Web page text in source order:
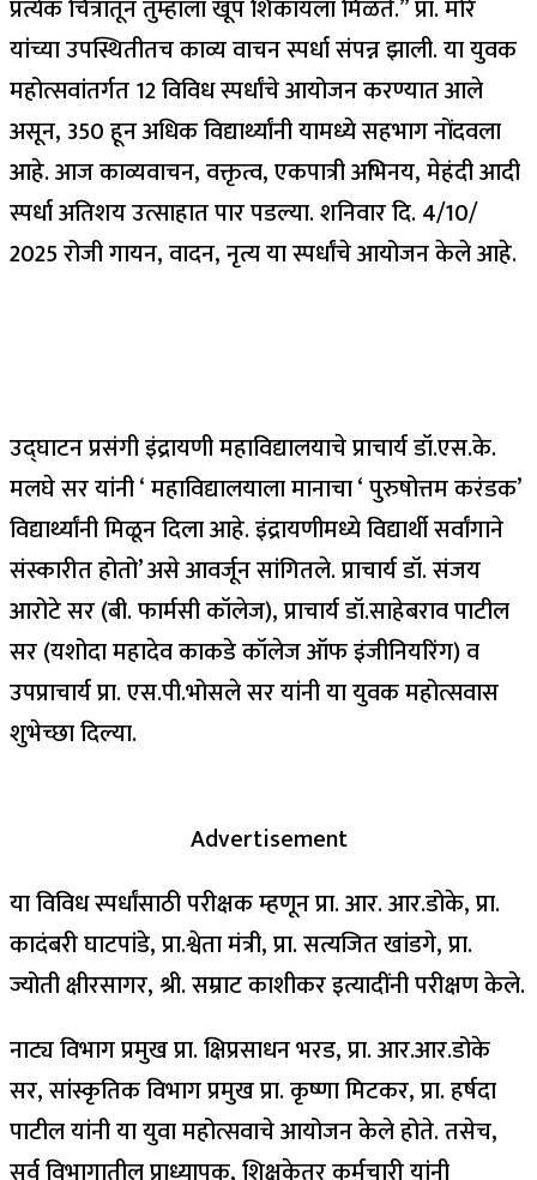
प्रत्येक चित्रातून तुम्हाला खूप शिकायला मिळते.” प्रा. मोरे
यांच्या उपस्थितीतच काव्य वाचन स्पर्धा संपन्न झाली. या युवक
महोत्सवांतर्गत 12 विविध स्पर्धांचे आयोजन करण्यात आले
असून, 350 हून अधिक विद्यार्थ्यांनी यामध्ये सहभाग नोंदवला
आहे. आज काव्यवाचन, वक्तृत्व, एकपात्री अभिनय, मेहंदी आदी
स्पर्धा अतिशय उत्साहात पार पडल्या. शनिवार दि. 4/10/
2025 रोजी गायन, वादन, नृत्य या स्पर्धांचे आयोजन केले आहे.
उद्घाटन प्रसंगी इंद्रायणी महाविद्यालयाचे प्राचार्य डॉ.एस.के.
मलघे सर यांनी ‘ महाविद्यालयाला मानाचा ‘ पुरुषोत्तम करंडक’
विद्यार्थ्यांनी मिळून दिला आहे. इंद्रायणीमध्ये विद्यार्थी सर्वांगाने
संस्कारीत होतो’ असे आवर्जून सांगितले. प्राचार्य डॉ. संजय
आरोटे सर (बी. फार्मसी कॉलेज), प्राचार्य डॉ.साहेबराव पाटील
सर (यशोदा महादेव काकडे कॉलेज ऑफ इंजीनियरिंग) व
उपप्राचार्य प्रा. एस.पी.भोसले सर यांनी या युवक महोत्सवास
शुभेच्छा दिल्या.
Advertisement
या विविध स्पर्धांसाठी परीक्षक म्हणून प्रा. आर. आर.डोके, प्रा.
कादंबरी घाटपांडे, प्रा.श्वेता मंत्री, प्रा. सत्यजित खांडगे, प्रा.
ज्योती क्षीरसागर, श्री. सम्राट काशीकर इत्यादींनी परीक्षण केले.
नाट्य विभाग प्रमुख प्रा. क्षिप्रसाधन भरड, प्रा. आर.आर.डोके
सर, सांस्कृतिक विभाग प्रमुख प्रा. कृष्णा मिटकर, प्रा. हर्षदा
पाटील यांनी या युवा महोत्सवाचे आयोजन केले होते. तसेच,